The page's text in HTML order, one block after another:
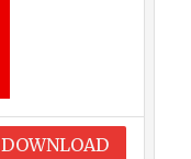
DOWNLOAD